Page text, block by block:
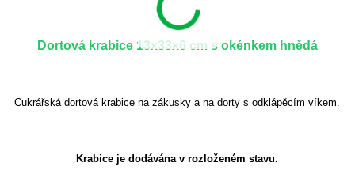
Dortová krabice 13x33x6 cm s okénkem hnědá
Cukrářská dortová krabice na zákusky a na dorty s odklápěcím víkem.
Krabice je dodávána v rozloženém stavu.